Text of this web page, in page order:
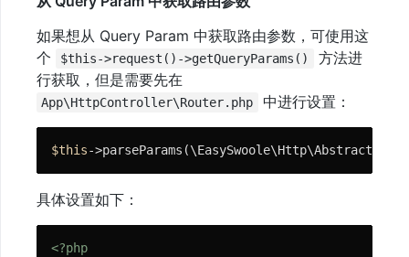
如果想从 Query Param 中获取路由参数，可使用这
个
$this->request()->getQueryParams()
方法进
行获取，但是需要先在
App\HttpController\Router.php 中进行设置：
$this-
具体设置如下：
<?php